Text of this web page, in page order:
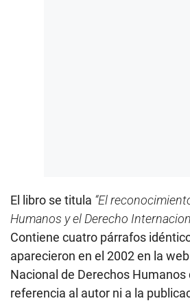
El libro se titula “El
Humanos y el Derecho
Contiene cuatro párrafos
aparecieron en el 2002 en la
Nacional de Derechos Humanos
referencia al autor ni a la